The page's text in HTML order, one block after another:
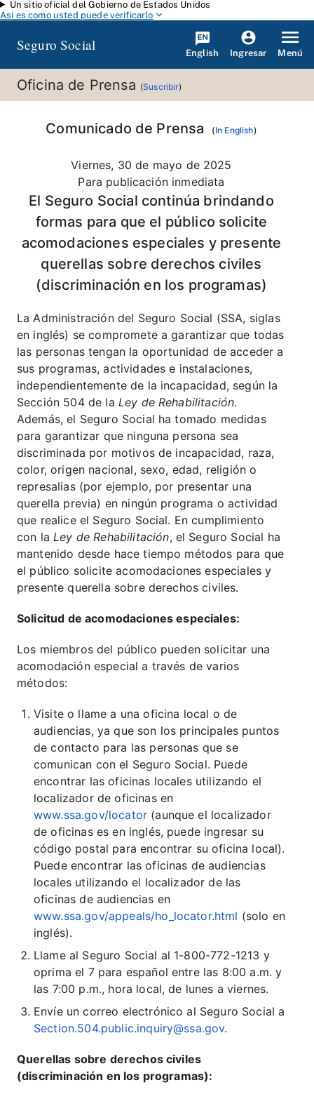
Saltar al contenido principal
Un sitio oficial del Gobierno de Estados Unidos
Así es como usted puede verificarlo
Seguro Social English Ingresar Menú
Oficina de Prensa (Suscribir)
Comunicado de Prensa (In English)
Viernes, 30 de mayo de 2025
Para publicación inmediata
El Seguro Social continúa brindando
formas para que el público solicite
acomodaciones especiales y presente
querellas sobre derechos civiles
(discriminación en los programas)
La Administración del Seguro Social (SSA, siglas
en inglés) se compromete a garantizar que todas
las personas tengan la oportunidad de acceder a
sus programas, actividades e instalaciones,
independientemente de la incapacidad, según la
Sección 504 de la Ley de Rehabilitación.
Además, el Seguro Social ha tomado medidas
para garantizar que ninguna persona sea
discriminada por motivos de incapacidad, raza,
color, origen nacional, sexo, edad, religión o
represalias (por ejemplo, por presentar una
querella previa) en ningún programa o actividad
que realice el Seguro Social. En cumplimiento
con laLey de Rehabilitación, el Seguro Social ha
mantenido desde hace tiempo métodos para que
el público solicite acomodaciones especiales y
presente querella sobre derechos civiles.
Solicitud de acomodaciones especiales:
Los miembros del público pueden solicitar una
acomodación especial a través de varios
métodos:
Visite o llame a una oficina local o de
audiencias, ya que son los principales puntos
de contacto para las personas que se
comunican con el Seguro Social. Puede
encontrar las oficinas locales utilizando el
localizador de oficinas en
www.ssa.gov/locator (aunque el localizador
de oficinas es en inglés, puede ingresar su
código postal para encontrar su oficina local).
Puede encontrar las oficinas de audiencias
locales utilizando el localizador de las
oficinas de audiencias en
www.ssa.gov/appeals/ho_locator.html (solo en
inglés).
Llame al Seguro Social al 1-800-772-1213 y
oprima el 7 para español entre las 8:00 a.m. y
las 7:00 p.m., hora local, de lunes a viernes.
Envíe un correo electrónico al Seguro Social a
Section.504.public.inquiry@ssa.gov.
Querellas sobre derechos civiles
(discriminación en los programas):